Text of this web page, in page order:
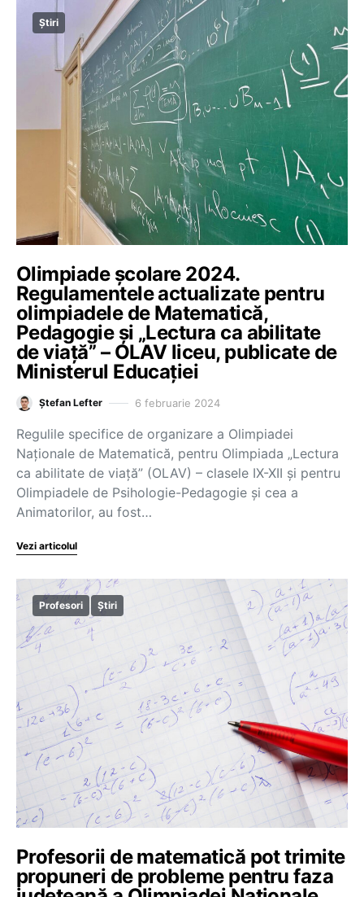
Știri
Olimpiade școlare 2024.
Regulamentele actualizate pentru
olimpiadele de Matematică,
Pedagogie și „Lectura ca abilitate
de viață” – OLAV liceu, publicate de
Ministerul Educației
Ștefan Lefter 6 februarie 2024
Regulile specifice de organizare a Olimpiadei
Naționale de Matematică, pentru Olimpiada „Lectura
ca abilitate de viață” (OLAV) – clasele IX-XII și pentru
Olimpiadele de Psihologie-Pedagogie și cea a
Animatorilor, au fost…
Vezi articolul
Profesori Știri
Profesorii de matematică pot trimite
propuneri de probleme pentru faza